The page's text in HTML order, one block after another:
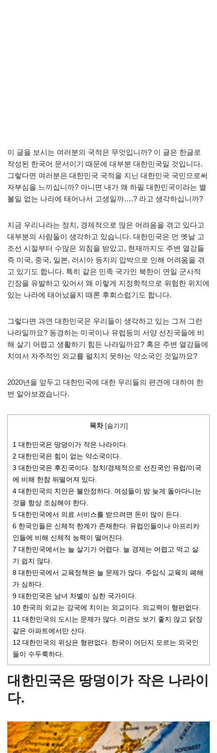
이 글을 보시는 여러분의 국적은 무엇입니까? 이 글은 한글로
작성된 한국어 문서이기 때문에 대부분 대한민국일 것입니다.
그렇다면 여러분은 대한민국 국적을 지닌 대한민국 국민으로써
자부심을 느끼십니까? 아니면 내가 왜 하필 대한민국이라는 별
볼일 없는 나라에 태어나서 고생일까….? 라고 생각하십니까?
지금 우리나라는 정치, 경제적으로 많은 어려움을 겪고 있다고
대부분의 사람들이 생각하고 있습니다. 대한민국은 먼 옛날 고
조선 시절부터 수많은 외침을 받았고, 현재까지도 주변 열강들
즉 미국, 중국, 일본, 러시아 등지의 압박으로 인해 어려움을 겪
고 있기도 합니다. 특히 같은 민족 국가인 북한이 연일 군사적
긴장을 유발하고 있어서 왜 이렇게 지정학적으로 위험한 위치에
있는 나라에 태어났을지 때론 후회스럽기도 합니다.
그렇다면 과연 대한민국은 우리들이 생각하고 있는 그저 그런
나라일까요? 동경하는 미국이나 유럽등의 서양 선진국들에 비
해 살기 어렵고 생활하기 힘든 나라일까요? 혹은 주변 열강들에
치여서 자주적인 외교를 펼치지 못하는 약소국인 것일까요?
2020년을 앞두고 대한민국에 대한 우리들의 편견에 대하여 한
번 알아보겠습니다.
목차 [숨기기]
1 대한민국은 땅덩이가 작은 나라이다.
2 대한민국은 힘이 없는 약소국이다.
3 대한민국은 후진국이다. 정치/경제적으로 선진국인 유럽/미국
에 비해 한참 뒤떨어져 있다.
4 대한민국의 치안은 불안정하다. 여성들이 밤 늦게 돌아다니는
것을 항상 조심해야 한다.
5 대한민국에서 의료 서비스를 받으려면 돈이 많이 든다.
6 한국인들은 신체적 한계가 존재한다. 유럽인들이나 아프리카
인들에 비해 신체적 능력이 떨어진다.
7 대한민국에서는 늘 살기가 어렵다. 늘 경제는 어렵고 먹고 살
기 쉽지 않다.
8 대한민국에서 교육정책은 늘 문제가 많다. 주입식 교육의 폐해
가 심하다.
9 대한민국은 남녀 차별이 심한 국가이다.
10 한국의 외교는 강국에 치이는 외교이다. 외교력이 형편없다.
11 대한민국의 도시는 문제가 많다. 미관도 보기 좋지 않고 닭장
같은 아파트에서만 산다.
12 대한민국의 위상은 형편없다. 한국이 어딘지 모르는 외국인
들이 수두룩하다.
대한민국은 땅덩이가 작은 나라이
다.